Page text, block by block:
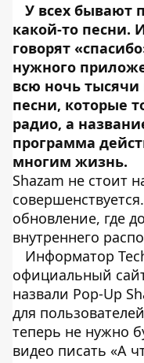
У всех бывают
какой-то песни.
говорят
нужного
всю ночь
песни, которые
радио, а
программа
многим жизнь.
Shazam не стоит
обновление, где
внутреннего
Информатор
официальный
назвали Pop-Up
для
теперь не нужно
видео писать «А